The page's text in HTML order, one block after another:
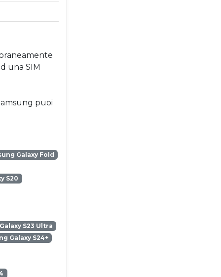
una SIM
puoi
Galaxy Fold
S20
S23 Ultra
Galaxy S24+